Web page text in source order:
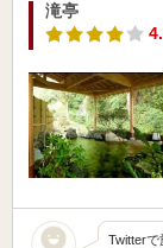
滝亭
Twitter